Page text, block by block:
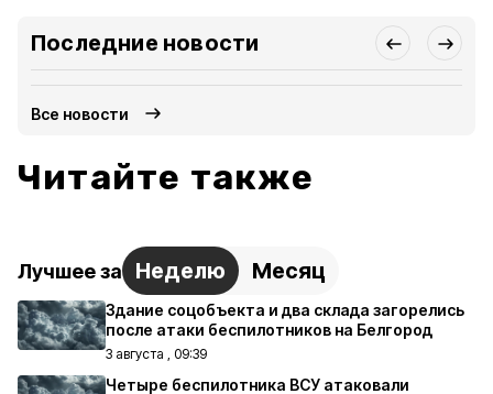
Последние новости
Все новости
Читайте также
Лучшее за Неделю Месяц
Здание соцобъекта и два склада загорелись
после атаки беспилотников на Белгород
3 августа , 09:39
Четыре беспилотника ВСУ атаковали